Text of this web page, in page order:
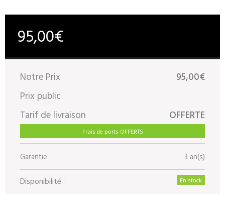
95,00€
Notre Prix
95,00€
Prix public
Tarif de livraison
OFFERTE
Frais de ports OFFERTS
Garantie : 3 an(s)
Disponibilité : En stock